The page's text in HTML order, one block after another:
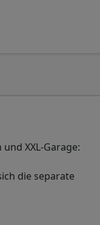
XXL-Garage:
die separate